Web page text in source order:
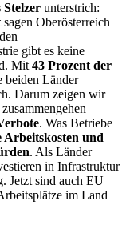
Stelzer unterstrich:
sagen Oberösterreich
gibt es keine
Mit 43 Prozent der
beiden Länder
Darum zeigen wir
–
. Was Betriebe
Arbeitskosten und
. Als Länder
in Infrastruktur
Jetzt sind auch EU
im Land